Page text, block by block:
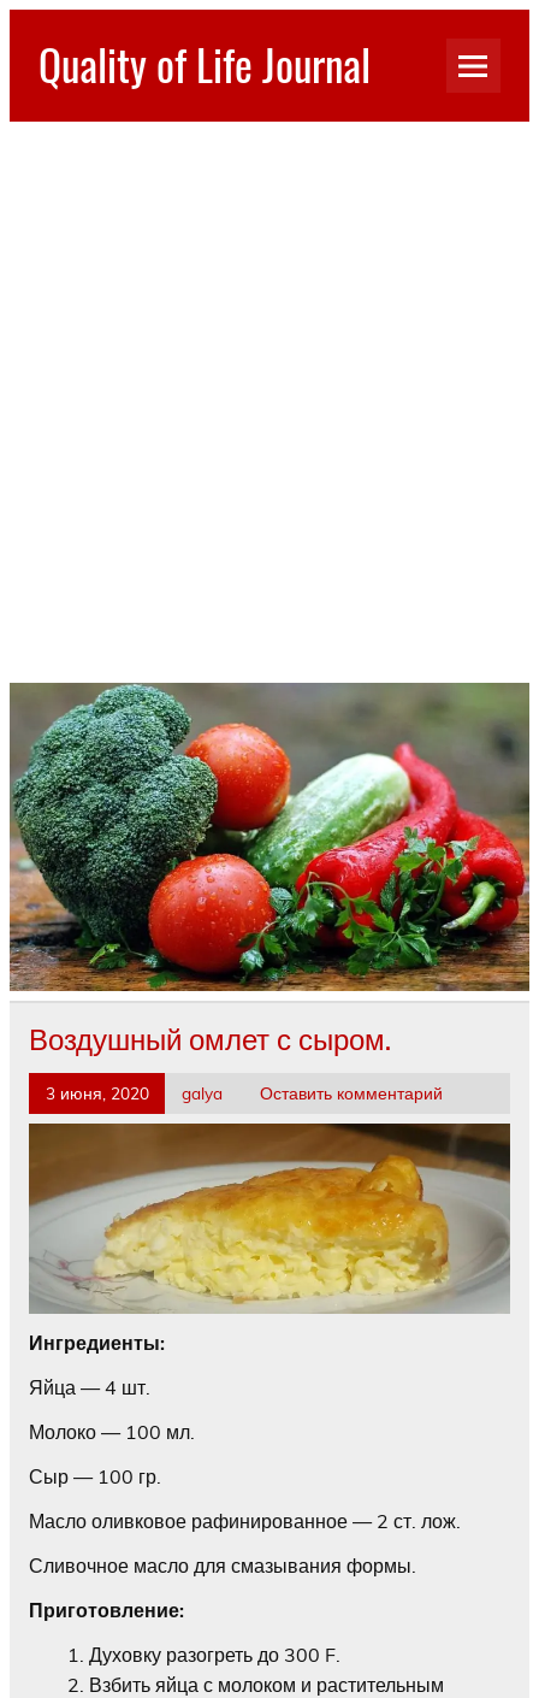
Перейти
содержимому
Quality of Life Journal
Воздушный омлет с сыром.
3 июня, 2020 galya Оставить комментарий
Ингредиенты:
Яйца — 4 шт.
Молоко — 100 мл.
Сыр — 100 гр.
Масло оливковое рафинированное — 2 ст. лож.
Сливочное масло для смазывания формы.
Приготовление:
Духовку разогреть до 300 F.
Взбить яйца с молоком и растительным